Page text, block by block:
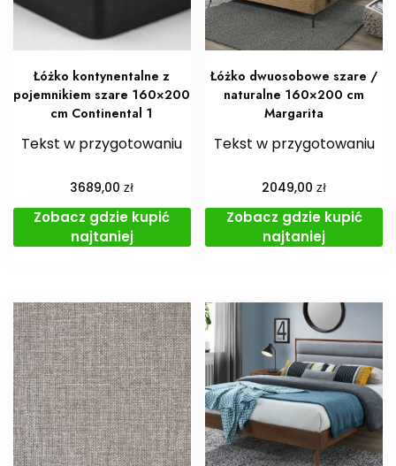
Łóżko kontynentalne z
pojemnikiem szare 160×200
cm Continental 1
Tekst w przygotowaniu
3689,00zł
Zobacz gdzie kupić
najtaniej
Łóżko dwuosobowe szare /
naturalne 160×200 cm
Margarita
Tekst w przygotowaniu
2049,00zł
Zobacz gdzie kupić
najtaniej